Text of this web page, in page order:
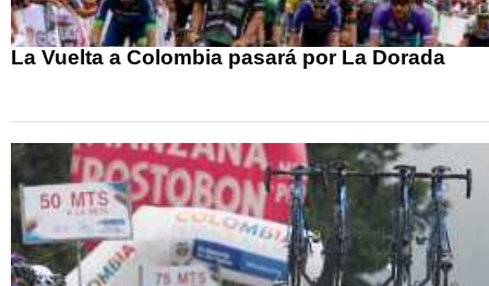
La Vuelta a Colombia pasará por La Dorada